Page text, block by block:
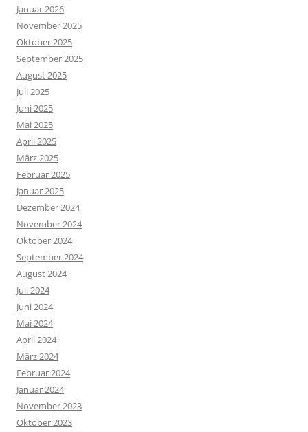
Januar 2026
November 2025
Oktober 2025
September 2025
August 2025
Juli 2025
Juni 2025
Mai 2025
April 2025
März 2025
Februar 2025
Januar 2025
Dezember 2024
November 2024
Oktober 2024
September 2024
August 2024
Juli 2024
Juni 2024
Mai 2024
April 2024
März 2024
Februar 2024
Januar 2024
November 2023
Oktober 2023